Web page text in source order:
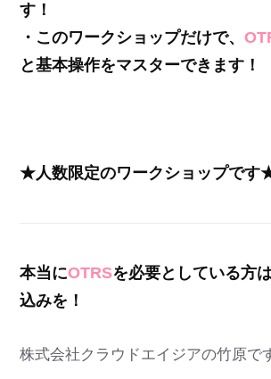
す！
・このワークショップだけで、
と基本操作をマスターできます！
★人数限定のワークショップです
本当にOTRSを必要としている方
込みを！
株式会社クラウドエイジアの竹原で